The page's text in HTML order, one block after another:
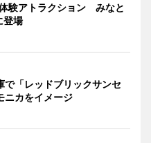
験アトラクション みなと
登場
で「レッドブリックサンセ
ニカをイメージ